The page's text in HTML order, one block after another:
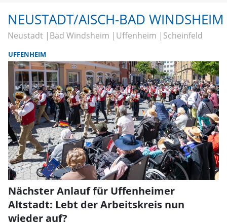
NEUSTADT/AISCH-BAD WINDSHEIM
Neustadt Bad Windsheim Uffenheim Scheinfeld
UFFENHEIM
Nächster Anlauf für Uffenheimer
Altstadt: Lebt der Arbeitskreis nun
wieder auf?